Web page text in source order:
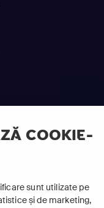
COOKIE-
sunt utilizate pe
și de marketing,